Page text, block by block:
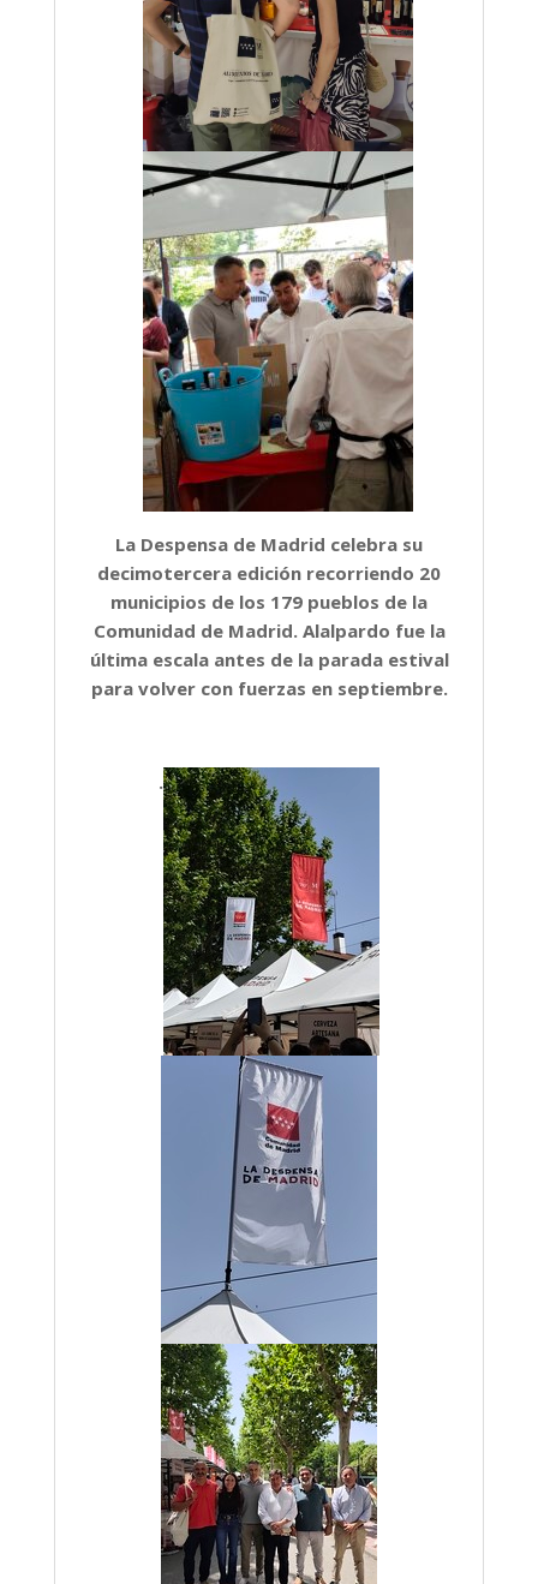
La Despensa de Madrid celebra su
decimotercera edición recorriendo 20
municipios de los 179 pueblos de la
Comunidad de Madrid. Alalpardo fue la
última escala antes de la parada estival
para volver con fuerzas en septiembre.
.